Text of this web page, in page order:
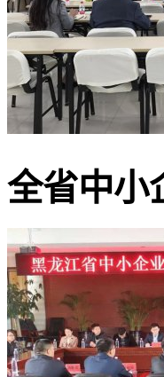
全省中小